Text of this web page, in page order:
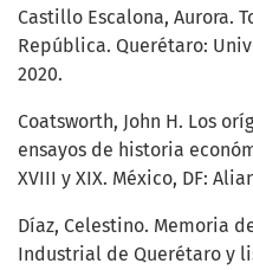
Castillo Escalona, Aurora.
República. Querétaro:
2020.
Coatsworth, John H. Los
ensayos de historia
XVIII y XIX. México, DF:
Díaz, Celestino. Memoria
Industrial de Querétaro y